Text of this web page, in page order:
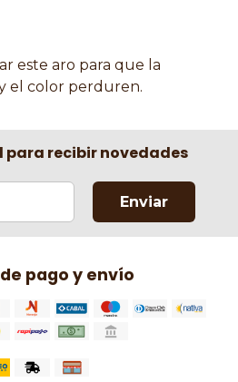
este aro para que la
el color perduren.
para recibir novedades
Enviar
pago y envío